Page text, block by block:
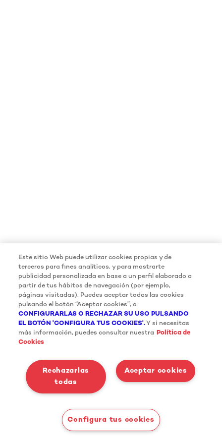
Este sitio Web puede utilizar cookies propias y de
terceros para fines analíticos, y para mostrarte
publicidad personalizada en base a un perfil elaborado a
partir de tus hábitos de navegación (por ejemplo,
páginas visitadas). Puedes aceptar todas las cookies
pulsando el botón “Aceptar cookies”, o
CONFIGURARLAS O RECHAZAR SU USO PULSANDO
EL BOTÓN 'CONFIGURA TUS COOKIES'. Y si necesitas
más información, puedes consultar nuestra Política de
Cookies
Aceptar cookies
Rechazarlas
todas
Configura tus cookies